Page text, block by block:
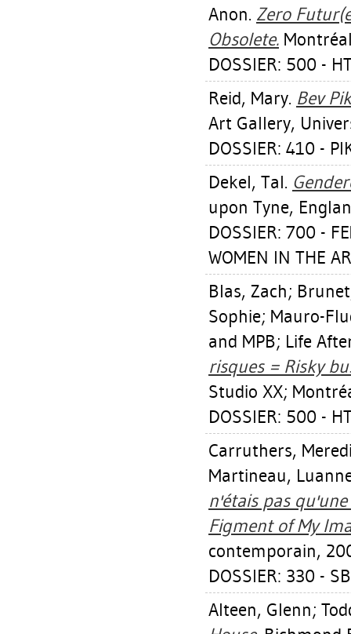
Anon. Zero
Obsolete.
DOSSIER: 500 -
Reid, Mary. Bev
Art Gallery,
DOSSIER: 410 -
Dekel, Tal.
upon Tyne,
DOSSIER: 700 -
WOMEN IN THE
Blas, Zach;
Sophie; Mauro-
and MPB; Life
risques = Risky
Studio XX;
DOSSIER: 500 -
Carruthers,
Martineau,
n'étais pas
Figment of My
contemporain,
DOSSIER: 330 -
Alteen, Glenn;